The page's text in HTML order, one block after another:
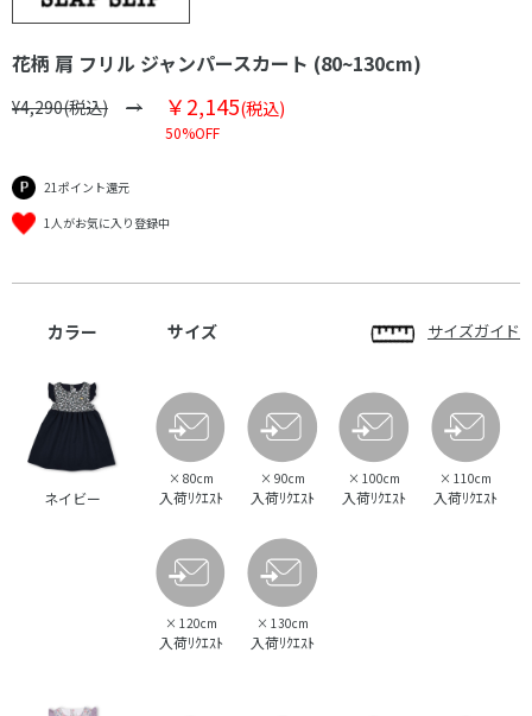
花柄 肩 フリル ジャンパースカート (80~130cm)
¥4,290(税込) ￥2,145(税込)
50%OFF
21ポイント還元
1人がお気に入り登録中
カラー サイズ サイズガイド
ネイビー
× 80cm
入荷ﾘｸｴｽﾄ
× 90cm
入荷ﾘｸｴｽﾄ
× 100cm
入荷ﾘｸｴｽﾄ
× 110cm
入荷ﾘｸｴｽﾄ
× 120cm
入荷ﾘｸｴｽﾄ
× 130cm
入荷ﾘｸｴｽﾄ